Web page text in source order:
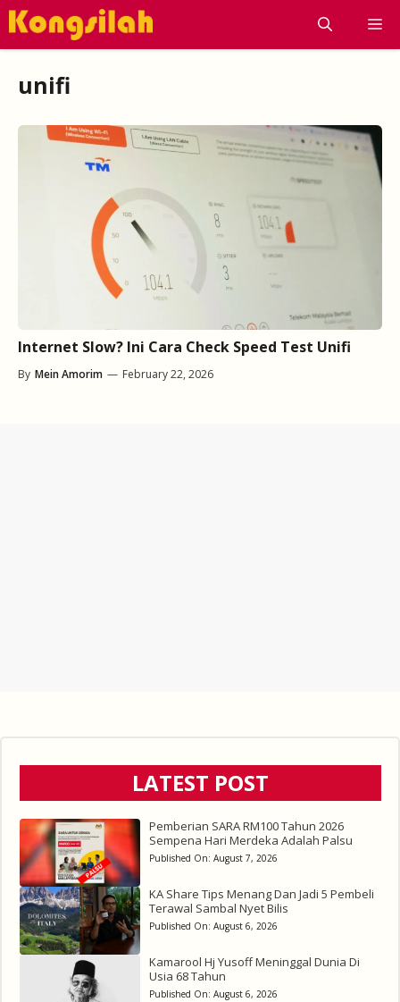
Skip
unifi
Internet Slow? Ini Cara Check Speed Test Unifi
By Mein Amorim — February 22, 2026
LATEST POST
Pemberian SARA RM100 Tahun 2026
Sempena Hari Merdeka Adalah Palsu
Published On: August 7, 2026
KA Share Tips Menang Dan Jadi 5 Pembeli
Terawal Sambal Nyet Bilis
Published On: August 6, 2026
Kamarool Hj Yusoff Meninggal Dunia Di
Usia 68 Tahun
Published On: August 6, 2026